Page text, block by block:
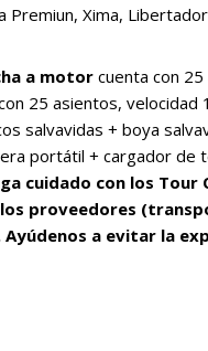
Premiun, Xima,
a motorcuenta con
25 asientos, velocidad
salvavidas + boya
portátil + cargador de
cuidado con los
proveedores
a evitar la